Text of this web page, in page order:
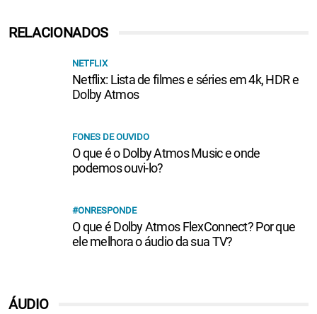
ÁUDIO
RELACIONADOS
NETFLIX
Netflix: Lista de filmes e séries em 4k, HDR e
Dolby Atmos
FONES DE OUVIDO
O que é o Dolby Atmos Music e onde
podemos ouvi-lo?
#ONRESPONDE
O que é Dolby Atmos FlexConnect? Por que
ele melhora o áudio da sua TV?